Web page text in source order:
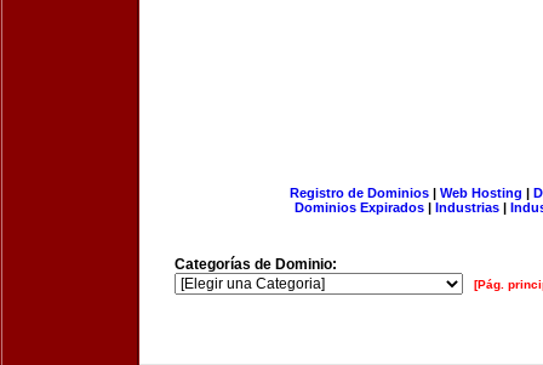
Registro de Dominios| Web Hosting |
Dominios Expirados | Industrias |
Categorías de Dominio:
[Pág.